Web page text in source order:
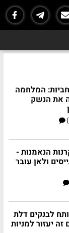
חביות: המלחמה
את הנשק
הנאמנות -
ולאן עובר
לבנקים דלת
יעזור למניות